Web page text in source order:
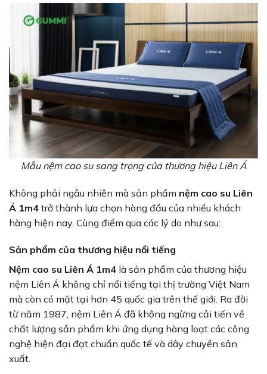
Mẫu nệm cao su sang trọng của thương hiệu Liên Á
Không phải ngẫu nhiên mà sản phẩm nệm cao su Liên
Á 1m4 trở thành lựa chọn hàng đầu của nhiều khách
hàng hiện nay. Cùng điểm qua các lý do như sau:
Sản phẩm của thương hiệu nổi tiếng
Nệm cao su Liên Á 1m4 là sản phẩm của thương hiệu
nệm Liên Á không chỉ nổi tiếng tại thị trường Việt Nam
mà còn có mặt tại hơn 45 quốc gia trên thế giới. Ra đời
từ năm 1987, nệm Liên Á đã không ngừng cải tiến về
chất lượng sản phẩm khi ứng dụng hàng loạt các công
nghệ hiện đại đạt chuẩn quốc tế và dây chuyền sản
xuất.